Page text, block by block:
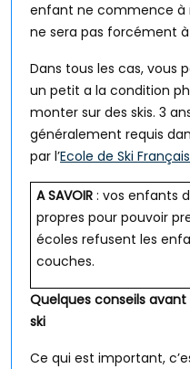
enfant ne commence à
ne sera pas forcément à
Dans tous les cas, vous
un petit a la condition
monter sur des skis. 3
généralement requis
par l’Ecole de Ski
A SAVOIR: vos enfants
propres pour pouvoir
écoles refusent les
couches.
Quelques conseils
ski
Ce qui est important,